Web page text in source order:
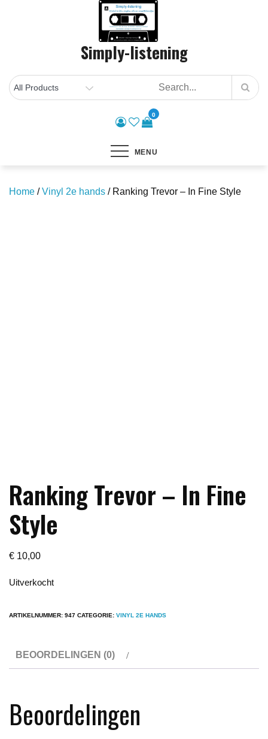
Simply-listening
0
MENU
Home /Vinyl 2e hands / Ranking Trevor – In Fine Style
Ranking Trevor – In Fine
Style
€ 10,00
Uitverkocht
ARTIKELNUMMER: 947 CATEGORIE: VINYL 2E HANDS
BEOORDELINGEN (0)
Beoordelingen